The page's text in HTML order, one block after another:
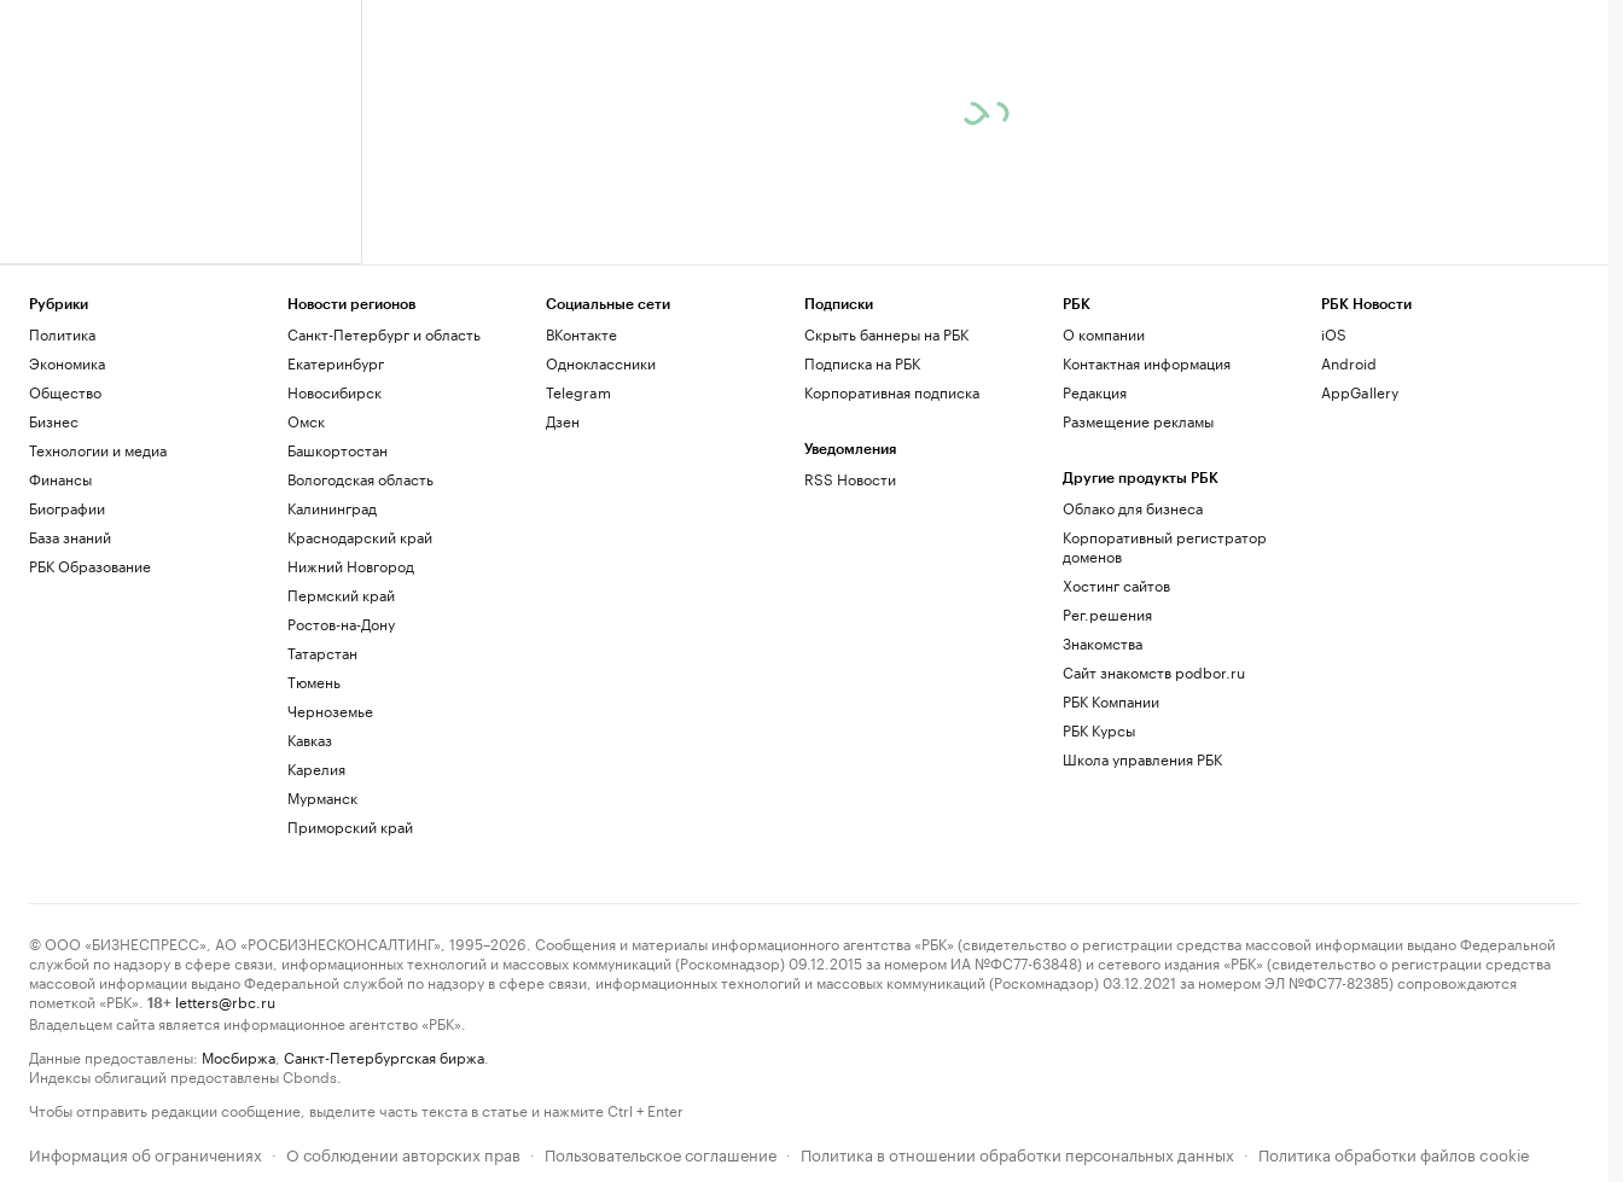
Рубрики
Политика
Экономика
Общество
Бизнес
Технологии и медиа
Финансы
Биографии
База знаний
РБК Образование
Новости регионов
Санкт-Петербург и область
Екатеринбург
Новосибирск
Омск
Башкортостан
Вологодская область
Калининград
Краснодарский край
Нижний Новгород
Пермский край
Ростов-на-Дону
Татарстан
Тюмень
Черноземье
Кавказ
Карелия
Мурманск
Приморский край
Социальные сети
ВКонтакте
Одноклассники
Telegram
Дзен
Подписки
Скрыть баннеры на РБК
Подписка на РБК
Корпоративная подписка
Уведомления
RSS Новости
РБК
О компании
Контактная информация
Редакция
Размещение рекламы
Другие продукты РБК
Облако для бизнеса
Корпоративный регистратор
доменов
Хостинг сайтов
Рег.решения
Знакомства
Сайт знакомств podbor.ru
РБК Компании
РБК Курсы
Школа управления РБК
РБК Новости
iOS
Android
AppGallery
© ООО «БИЗНЕСПРЕСС», АО «РОСБИЗНЕСКОНСАЛТИНГ», 1995–2026. Сообщения и материалы информационного агентства «РБК» (свидетельство о регистрации средства массовой информации выдано Федеральной
службой по надзору в сфере связи, информационных технологий и массовых коммуникаций (Роскомнадзор) 09.12.2015 за номером ИА №ФС77-63848) и сетевого издания «РБК» (свидетельство о регистрации средства
массовой информации выдано Федеральной службой по надзору в сфере связи, информационных технологий и массовых коммуникаций (Роскомнадзор) 03.12.2021 за номером ЭЛ №ФС77-82385) сопровождаются
пометкой «РБК».
18+ letters@rbc.ru
Владельцем сайта является информационное агентство «РБК».
Данные предоставлены: Мосбиржа Санкт-Петербургская биржа
Индексы облигаций предоставлены Cbonds.
Чтобы отправить редакции сообщение, выделите часть текста в статье и нажмите Ctrl + Enter
Информация об ограничениях · О соблюдении авторских прав · Пользовательское соглашение · Политика в отношении обработки персональных данных · Политика обработки файлов cookie